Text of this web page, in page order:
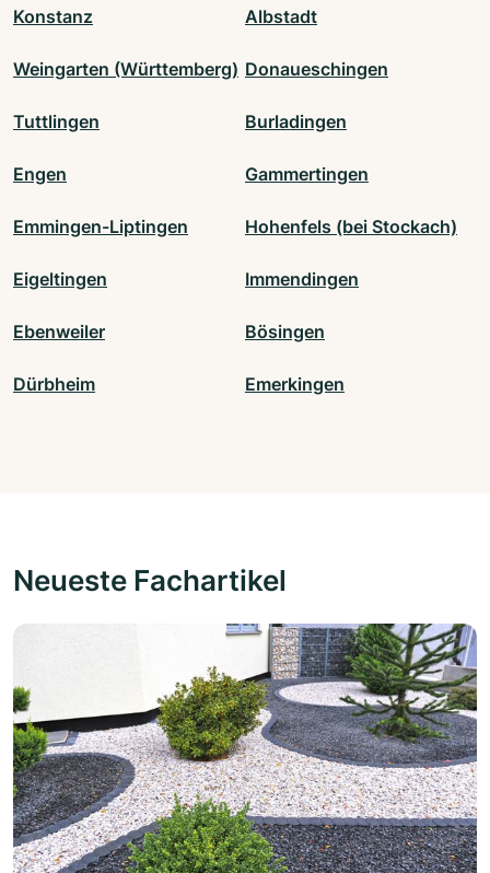
Konstanz Albstadt
Weingarten (Württemberg) Donaueschingen
Tuttlingen Burladingen
Engen Gammertingen
Emmingen-Liptingen Hohenfels (bei Stockach)
Eigeltingen Immendingen
Ebenweiler Bösingen
Dürbheim Emerkingen
Neueste Fachartikel